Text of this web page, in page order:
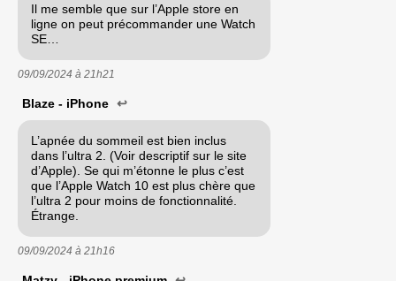
Il me semble que sur l’Apple store en
ligne on peut précommander une Watch
SE…
09/09/2024 à 21h21
Blaze - iPhone ↩
L’apnée du sommeil est bien inclus
dans l’ultra 2. (Voir descriptif sur le site
d’Apple). Se qui m’étonne le plus c’est
que l’Apple Watch 10 est plus chère que
l’ultra 2 pour moins de fonctionnalité.
Étrange.
09/09/2024 à 21h16